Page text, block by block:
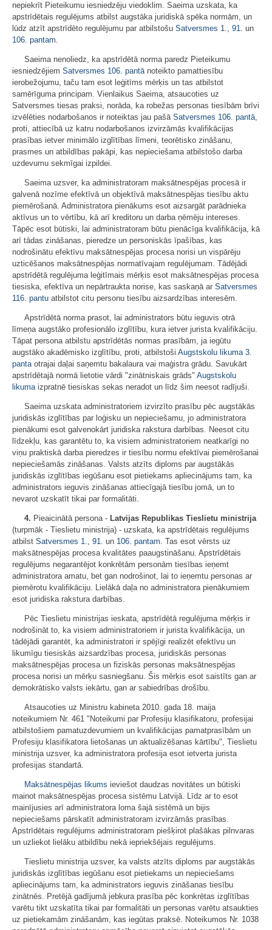
nepiekrīt Pieteikumu iesniedzēju viedoklim. Saeima uzskata, ka
apstrīdētais regulējums atbilst augstāka juridiskā spēka normām, un
lūdz atzīt apstrīdēto regulējumu par atbilstošu Satversmes 1., 91. un
106. pantam.
Saeima nenoliedz, ka apstrīdētā norma paredz Pieteikumu
iesniedzējiem Satversmes 106. pantānoteikto pamattiesību
ierobežojumu, taču tam esot leģitīms mērķis un tas atbilstot
samērīguma principam. Vienlaikus Saeima, atsaucoties uz
Satversmes tiesas praksi, norāda, ka robežas personas tiesībām brīvi
izvēlēties nodarbošanos ir noteiktas jau pašā Satversmes 106. pantā,
proti, attiecībā uz katru nodarbošanos izvirzāmās kvalifikācijas
prasības ietver minimālo izglītības līmeni, teorētisko zināšanu,
prasmes un atbildības pakāpi, kas nepieciešama atbilstošo darba
uzdevumu sekmīgai izpildei.
Saeima uzsver, ka administratoram maksātnespējas procesā ir
galvenā nozīme efektīvā un objektīvā maksātnespējas tiesību aktu
piemērošanā. Administratora pienākums esot aizsargāt parādnieka
aktīvus un to vērtību, kā arī kreditoru un darba ņēmēju intereses.
Tāpēc esot būtiski, lai administratoram būtu pienācīga kvalifikācija, kā
arī tādas zināšanas, pieredze un personiskās īpašības, kas
nodrošinātu efektīvu maksātnespējas procesa norisi un vispārēju
uzticēšanos maksātnespējas normatīvajam regulējumam. Tādējādi
apstrīdētā regulējuma leģitīmais mērķis esot maksātnespējas procesa
tiesiska, efektīva un nepārtraukta norise, kas saskaņā ar Satversmes
116. pantu atbilstot citu personu tiesību aizsardzības interesēm.
Apstrīdētā norma prasot, lai administrators būtu ieguvis otrā
līmeņa augstāko profesionālo izglītību, kura ietver jurista kvalifikāciju.
Tāpat persona atbilstu apstrīdētās normas prasībām, ja iegūtu
augstāko akadēmisko izglītību, proti, atbilstoši Augstskolu likuma 3.
pantaotrajai daļai saņemtu bakalaura vai maģistra grādu. Savukārt
apstrīdētajā normā lietotie vārdi "zinātniskais grāds" Augstskolu
likumaizpratnē tiesiskas sekas neradot un līdz šim neesot radījuši.
Saeima uzskata administratoriem izvirzīto prasību pēc augstākās
juridiskās izglītības par loģisku un nepieciešamu, jo administratora
pienākumi esot galvenokārt juridiska rakstura darbības. Neesot citu
līdzekļu, kas garantētu to, ka visiem administratoriem neatkarīgi no
viņu praktiskā darba pieredzes ir tiesību normu efektīvai piemērošanai
nepieciešamās zināšanas. Valsts atzīts diploms par augstākās
juridiskās izglītības iegūšanu esot pietiekams apliecinājums tam, ka
administrators ieguvis zināšanas attiecīgajā tiesību jomā, un to
nevarot uzskatīt tikai par formalitāti.
4. Pieaicinātā persona - Latvijas Republikas Tieslietu ministrija
(turpmāk - Tieslietu ministrija) - uzskata, ka apstrīdētais regulējums
atbilst Satversmes 1., 91. un 106. pantam. Tas esot vērsts uz
maksātnespējas procesa kvalitātes paaugstināšanu. Apstrīdētais
regulējums negarantējot konkrētām personām tiesības ieņemt
administratora amatu, bet gan nodrošinot, lai to ieņemtu personas ar
piemērotu kvalifikāciju. Lielākā daļa no administratora pienākumiem
esot juridiska rakstura darbības.
Pēc Tieslietu ministrijas ieskata, apstrīdētā regulējuma mērķis ir
nodrošināt to, ka visiem administratoriem ir jurista kvalifikācija, un
tādējādi garantēt, ka administratori ir spējīgi realizēt efektīvu un
likumīgu tiesiskās aizsardzības procesa, juridiskās personas
maksātnespējas procesa un fiziskās personas maksātnespējas
procesa norisi un mērķu sasniegšanu. Šis mērķis esot saistīts gan ar
demokrātisko valsts iekārtu, gan ar sabiedrības drošību.
Atsaucoties uz Ministru kabineta 2010. gada 18. maija
noteikumiem Nr. 461 "Noteikumi par Profesiju klasifikatoru, profesijai
atbilstošiem pamatuzdevumiem un kvalifikācijas pamatprasībām un
Profesiju klasifikatora lietošanas un aktualizēšanas kārtību", Tieslietu
ministrija uzsver, ka administratora profesija esot ietverta jurista
profesijas standartā.
Maksātnespējas likums ieviešot daudzas novitātes un būtiski
mainot maksātnespējas procesa sistēmu Latvijā. Līdz ar to esot
mainījusies arī administratora loma šajā sistēmā un bijis
nepieciešams pārskatīt administratoram izvirzāmās prasības.
Apstrīdētais regulējums administratoram piešķirot plašākas pilnvaras
un uzliekot lielāku atbildību nekā iepriekšējais regulējums.
Tieslietu ministrija uzsver, ka valsts atzīts diploms par augstākās
juridiskās izglītības iegūšanu esot pietiekams un nepieciešams
apliecinājums tam, ka administrators ieguvis zināšanas tiesību
zinātnēs. Pretējā gadījumā jebkura prasība pēc konkrētas izglītības
varētu tikt uzskatīta tikai par formalitāti un personas varētu atsaukties
uz pietiekamām zināšanām, kas iegūtas praksē. Noteikumos Nr. 1038